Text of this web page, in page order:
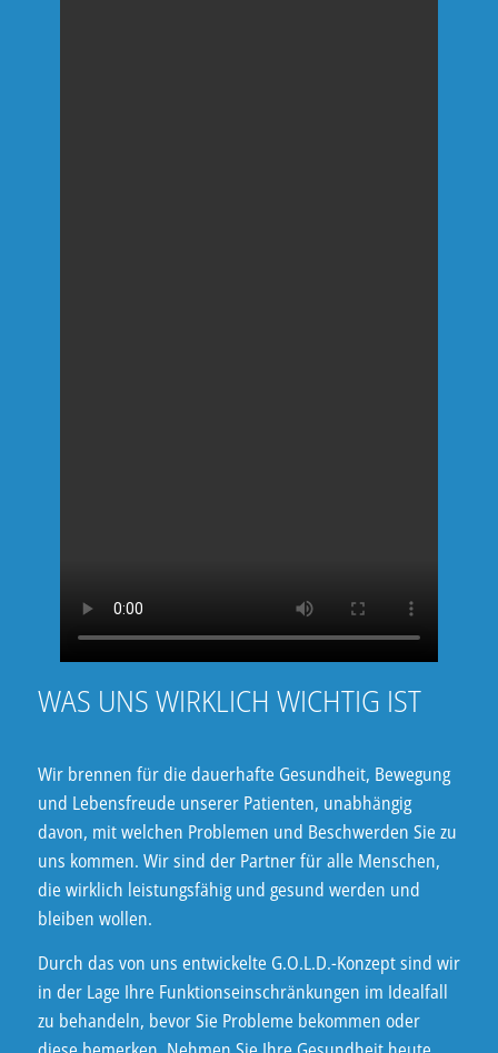
WAS UNS WIRKLICH WICHTIG IST
Wir brennen für die dauerhafte Gesundheit, Bewegung
und Lebensfreude unserer Patienten, unabhängig
davon, mit welchen Problemen und Beschwerden Sie zu
uns kommen. Wir sind der Partner für alle Menschen,
die wirklich leistungsfähig und gesund werden und
bleiben wollen.
Durch das von uns entwickelte G.O.L.D.-Konzept sind wir
in der Lage Ihre Funktionseinschränkungen im Idealfall
zu behandeln, bevor Sie Probleme bekommen oder